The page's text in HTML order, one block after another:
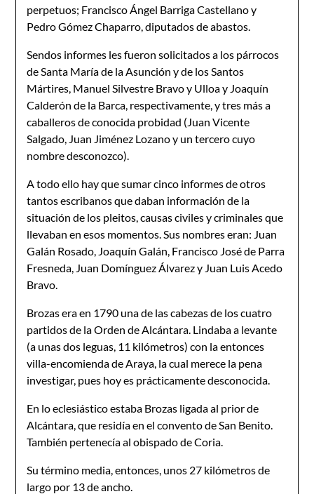
perpetuos; Francisco Ángel Barriga Castellano y
Pedro Gómez Chaparro, diputados de abastos.
Sendos informes les fueron solicitados a los párrocos
de San­ta María de la Asunción y de los Santos
Mártires, Manuel Silvestre Bravo y Ulloa y Joaquín
Calderón de la Barca, respectivamente, y tres más a
caballeros de conocida probidad (Juan Vicente
Salgado, Juan Jiménez Lozano y un tercero cuyo
nombre desconozco).
A todo ello hay que sumar cinco informes de otros
tantos es­cribanos que daban información de la
situación de los pleitos, causas civiles y criminales que
llevaban en esos momentos. Sus nombres eran: Juan
Galán Rosado, Joaquín Galán, Francisco José de Parra
Fresneda, Juan Domínguez Álvarez y Juan Luis Acedo
Bravo.
Brozas era en 1790 una de las cabezas de los cuatro
partidos de la Orden de Alcántara. Lindaba a levante
(a unas dos leguas, 11 kilómetros) con la entonces
villa-encomienda de Araya, la cual merece la pena
investigar, pues hoy es prácticamente desconocida.
En lo eclesiástico estaba Brozas ligada al prior de
Alcántara, que residía en el convento de San Benito.
También pertenecía al obispado de Coria.
Su término media, entonces, unos 27 kilómetros de
largo por 13 de ancho.